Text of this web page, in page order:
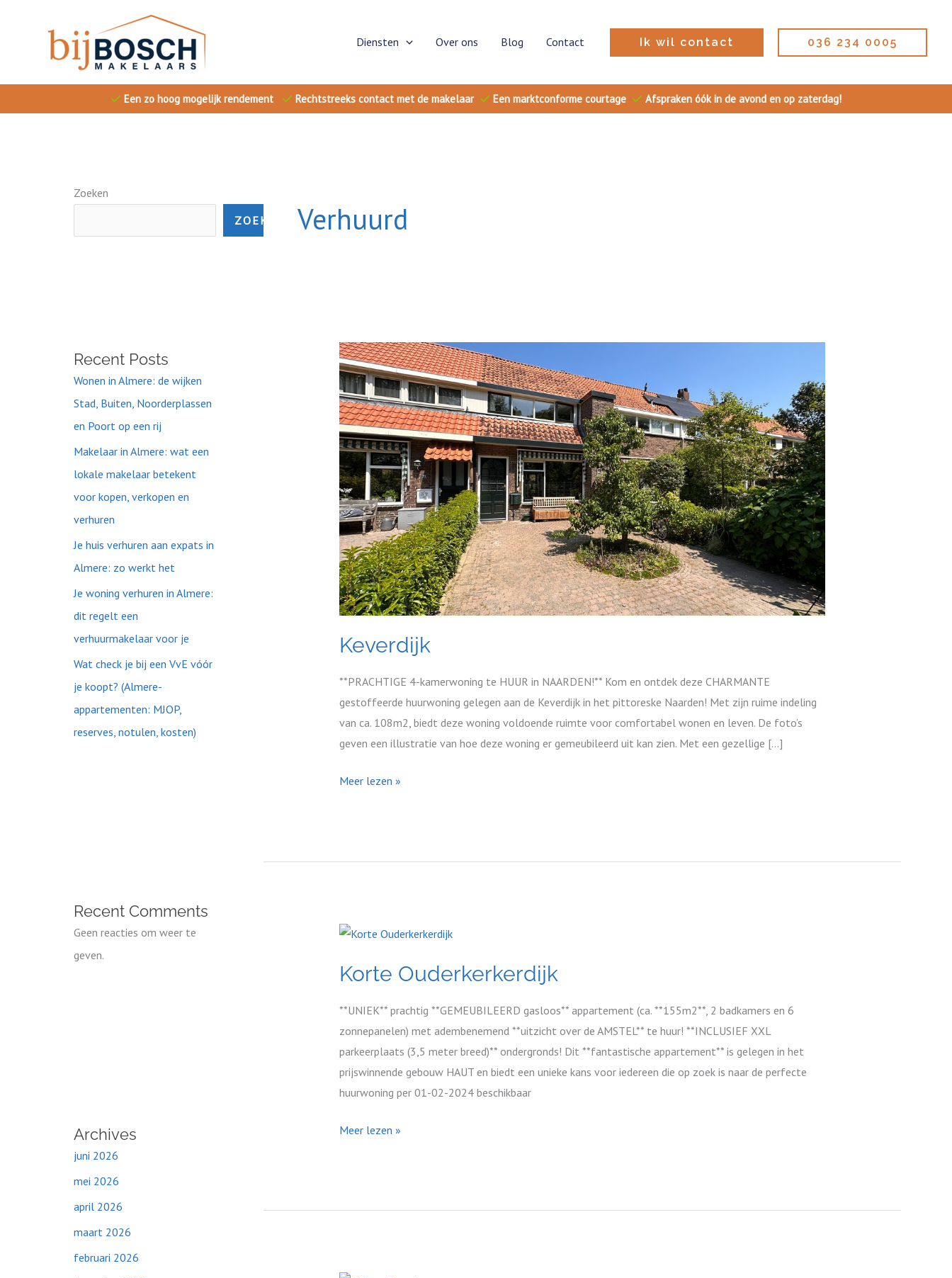
Diensten Over ons Blog Contact Ik wil contact 036 234 0005
Een zo hoog mogelijk rendement Rechtstreeks contact met de makelaar Een marktconforme courtage Afspraken óók in de avond en op zaterdag!
Zoeken
ZOEKEN
Recent Posts
Wonen in Almere: de wijken
Stad, Buiten, Noorderplassen
en Poort op een rij
Makelaar in Almere: wat een
lokale makelaar betekent
voor kopen, verkopen en
verhuren
Je huis verhuren aan expats in
Almere: zo werkt het
Je woning verhuren in Almere:
dit regelt een
verhuurmakelaar voor je
Wat check je bij een VvE vóór
je koopt? (Almere-
appartementen: MJOP,
reserves, notulen, kosten)
Recent Comments
Geen reacties om weer te
geven.
Archives
juni 2026
mei 2026
april 2026
maart 2026
februari 2026
Verhuurd
Keverdijk
**PRACHTIGE 4-kamerwoning te HUUR in NAARDEN!** Kom en ontdek deze CHARMANTE
gestoffeerde huurwoning gelegen aan de Keverdijk in het pittoreske Naarden! Met zijn ruime indeling
van ca. 108m2, biedt deze woning voldoende ruimte voor comfortabel wonen en leven. De foto’s
geven een illustratie van hoe deze woning er gemeubileerd uit kan zien. Met een gezellige […]
Keverdijk
Meer lezen »
Korte Ouderkerkerdijk
**UNIEK** prachtig **GEMEUBILEERD gasloos** appartement (ca. **155m2**, 2 badkamers en 6
zonnepanelen) met adembenemend **uitzicht over de AMSTEL** te huur! **INCLUSIEF XXL
parkeerplaats (3,5 meter breed)** ondergronds! Dit **fantastische appartement** is gelegen in het
prijswinnende gebouw HAUT en biedt een unieke kans voor iedereen die op zoek is naar de perfecte
huurwoning per 01-02-2024 beschikbaar
Korte
Meer lezen »